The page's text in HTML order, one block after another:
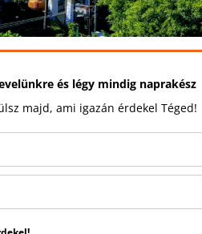
és légy mindig naprakész
majd, ami igazán érdekel Téged!